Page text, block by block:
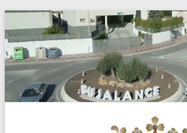
Saltar
al
contenido